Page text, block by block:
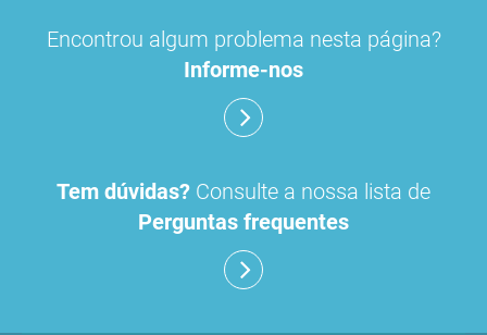
Encontrou algum problema nesta página?
Informe-nos
Tem dúvidas? Consulte a nossa lista de
Perguntas frequentes